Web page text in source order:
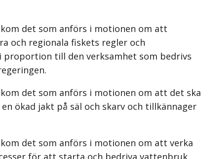
det som anförs i motionen om att
och regionala fiskets regler och
till den verksamhet som bedrivs
det som anförs i motionen om att det ska
ökad jakt på säl och skarv och tillkännager
det som anförs i motionen om att verka